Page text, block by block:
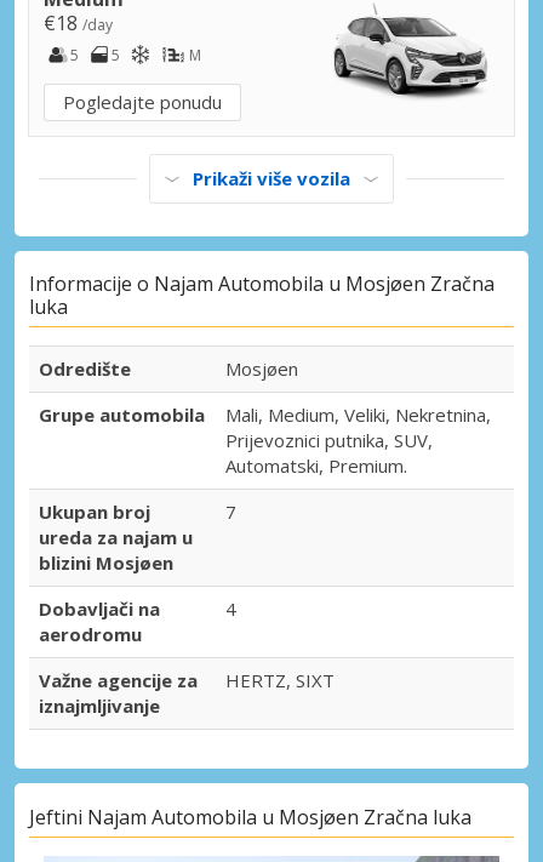
€18 /day
5
5 M
Pogledajte ponudu
Prikaži više vozila
Informacije o Najam Automobila u Mosjøen Zračna
luka
Odredište
Mosjøen
Grupe automobila
Mali, Medium, Veliki, Nekretnina,
Prijevoznici putnika, SUV,
Automatski, Premium.
Ukupan broj
ureda za najam u
blizini Mosjøen
7
Dobavljači na
aerodromu
4
Važne agencije za
iznajmljivanje
HERTZ, SIXT
Jeftini Najam Automobila u Mosjøen Zračna luka